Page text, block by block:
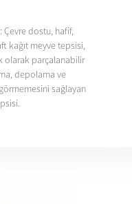
Çevre dostu, hafif,
kağıt meyve tepsisi,
olarak parçalanabilir
depolama ve
sağlayan